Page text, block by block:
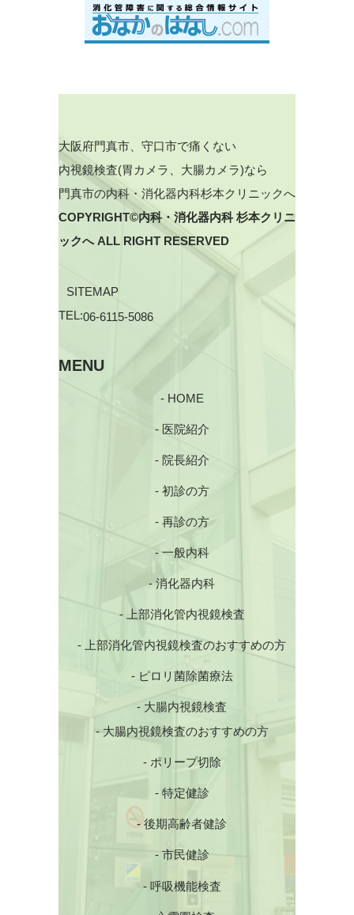
大阪府門真市、守口市で痛くない
内視鏡検査(胃カメラ、大腸カメラ)なら
門真市の内科・消化器内科杉本クリニックへ
COPYRIGHT©内科・消化器内科 杉本クリニ
ックへ ALL RIGHT RESERVED
SITEMAP
TEL:06-6115-5086
MENU
- HOME
- 医院紹介
- 院長紹介
- 初診の方
- 再診の方
- 一般内科
- 消化器内科
- 上部消化管内視鏡検査
- 上部消化管内視鏡検査のおすすめの方
- ピロリ菌除菌療法
- 大腸内視鏡検査
- 大腸内視鏡検査のおすすめの方
- ポリープ切除
- 特定健診
- 後期高齢者健診
- 市民健診
- 呼吸機能検査